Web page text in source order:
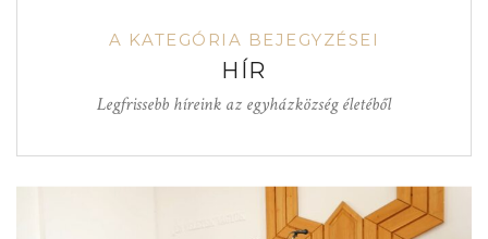
A KATEGÓRIA BEJEGYZÉSEI
HÍR
Legfrissebb híreink az egyházközség életéből